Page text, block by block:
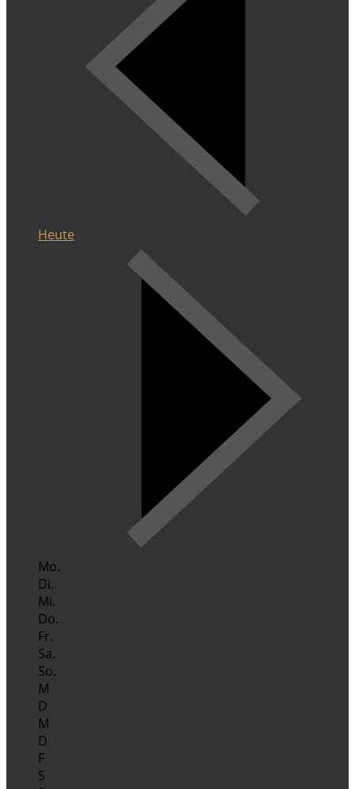
Heute
Mo.
Di.
Mi.
Do.
Fr.
Sa.
So.
M
D
M
D
F
S